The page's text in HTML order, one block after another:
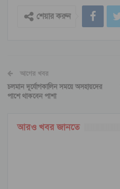
শেয়ার করুন
আগের খবর
চলমান দূর্যোগকালিন সময়ে অসহায়দের
পাশে থাকবেন পাশা
আরও খবর জানতে